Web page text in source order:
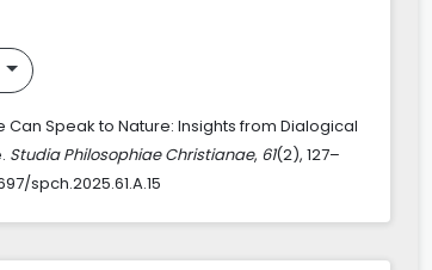
Can Speak to Nature: Insights from Dialogical
Studia Philosophiae Christianae, 61(2), 127–
spch.2025.61.A.15